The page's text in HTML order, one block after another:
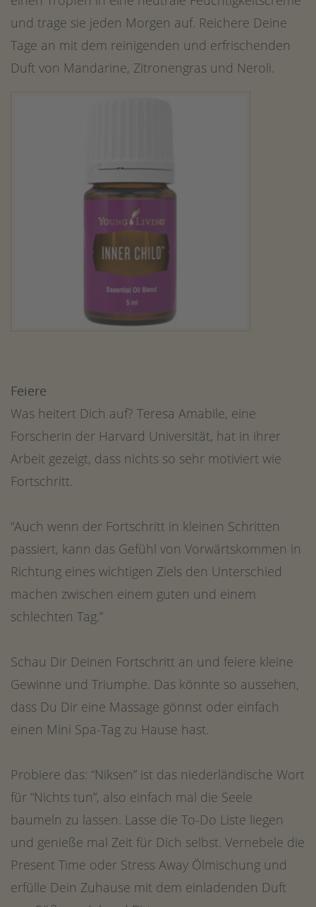
und trage sie jeden Morgen auf. Reichere Deine
Tage an mit dem reinigenden und erfrischenden
Duft von Mandarine, Zitronengras und Neroli.
Feiere
Was heitert Dich auf? Teresa Amabile, eine
Forscherin der Harvard Universität, hat in ihrer
Arbeit gezeigt, dass nichts so sehr motiviert wie
Fortschritt.
“Auch wenn der Fortschritt in kleinen Schritten
passiert, kann das Gefühl von Vorwärtskommen in
Richtung eines wichtigen Ziels den Unterschied
machen zwischen einem guten und einem
schlechten Tag.”
Schau Dir Deinen Fortschritt an und feiere kleine
Gewinne und Triumphe. Das könnte so aussehen,
dass Du Dir eine Massage gönnst oder einfach
einen Mini Spa-Tag zu Hause hast.
Probiere das: “Niksen” ist das niederländische Wort
für “Nichts tun”, also einfach mal die Seele
baumeln zu lassen. Lasse die To-Do Liste liegen
und genieße mal Zeit für Dich selbst. Vernebele die
Present Time oder Stress Away Ölmischung und
erfülle Dein Zuhause mit dem einladenden Duft